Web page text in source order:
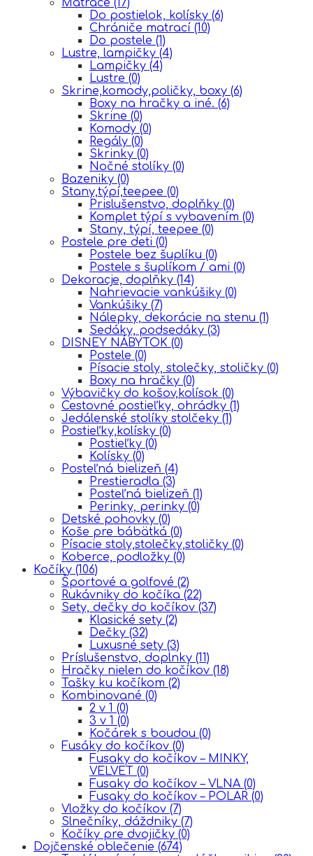
Matrace (17)
Do postielok, kolísky (6)
Chrániče matrací (10)
Do postele (1)
Lustre, lampičky (4)
Lampičky (4)
Lustre (0)
Skrine,komody,poličky, boxy (6)
Boxy na hračky a iné. (6)
Skrine (0)
Komody (0)
Regály (0)
Skrinky (0)
Nočné stolíky (0)
Bazeniky (0)
Stany,týpí,teepee (0)
Prislušenstvo, doplňky (0)
Komplet týpí s vybavením (0)
Stany, týpí, teepee (0)
Postele pre deti (0)
Postele bez šuplíku (0)
Postele s šuplíkom / ami (0)
Dekoracje, doplňky (14)
Nahrievacie vankúšiky (0)
Vankúšiky (7)
Nálepky, dekorácie na stenu (1)
Sedáky, podsedáky (3)
DISNEY NÁBYTOK (0)
Postele (0)
Písacie stoly, stolečky, stoličky (0)
Boxy na hračky (0)
Výbavičky do košov,kolísok (0)
Cestovné postieľky, ohrádky (1)
Jedálenské stolíky stolčeky (1)
Postieľky,kolísky (0)
Postieľky (0)
Kolísky (0)
Posteľná bielizeň (4)
Prestieradla (3)
Posteľná bielizeň (1)
Perinky, perinky (0)
Detské pohovky (0)
Koše pre bábätká (0)
Písacie stoly,stolečky,stoličky (0)
Koberce, podložky (0)
Kočíky (106)
Športové a golfové (2)
Rukávniky do kočíka (22)
Sety, dečky do kočíkov (37)
Klasické sety (2)
Dečky (32)
Luxusné sety (3)
Príslušenstvo, doplnky (11)
Hračky nielen do kočíkov (18)
Tašky ku kočíkom (2)
Kombinované (0)
2 v 1 (0)
3 v 1 (0)
Kočárek s boudou (0)
Fusáky do kočíkov (0)
Fusaky do kočíkov – MINKY,
VELVET (0)
Fusaky do kočíkov – VLNA (0)
Fusaky do kočíkov – POLAR (0)
Vložky do kočíkov (7)
Slnečníky, dáždniky (7)
Kočíky pre dvojičky (0)
Dojčenské oblečenie (674)